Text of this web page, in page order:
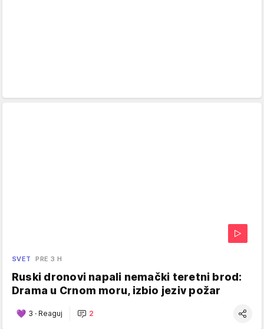
SVET PRE 3 H
Ruski dronovi napali nemački teretni brod:
Drama u Crnom moru, izbio jeziv požar
3 · Reaguj 2